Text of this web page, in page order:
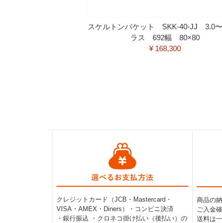
スケルトンバケット SKK-40-JJ 3.0
ラス 692幅 80×80
¥ 168,300
クレジットカード（JCB・Mastercard・
VISA・AMEX・Diners）・コンビニ決済
・銀行振込 ・クロネコ掛け払い（後払い）の
商品の
ご入金
送料は